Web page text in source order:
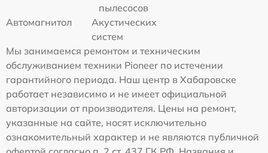
пылесосов
Автомагнитол
Акустических
систем
Мы занимаемся ремонтом и техническим
обслуживанием техники Pioneer по истечении
гарантийного периода. Наш центр в Хабаровске
работает независимо и не имеет официальной
авторизации от производителя. Цены на ремонт,
указанные на сайте, носят исключительно
ознакомительный характер и не являются публичной